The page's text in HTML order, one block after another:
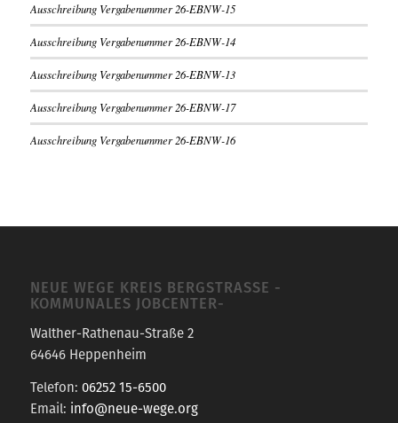
Ausschreibung Vergabenummer 26-EBNW-15
Ausschreibung Vergabenummer 26-EBNW-14
Ausschreibung Vergabenummer 26-EBNW-13
Ausschreibung Vergabenummer 26-EBNW-17
Ausschreibung Vergabenummer 26-EBNW-16
NEUE WEGE KREIS BERGSTRASSE -K
OMMUNALES JOBCENTER-
Walther-Rathenau-Straße 2
64646 Heppenheim
Telefon: 06252 15-6500
Email: info@neue-wege.org